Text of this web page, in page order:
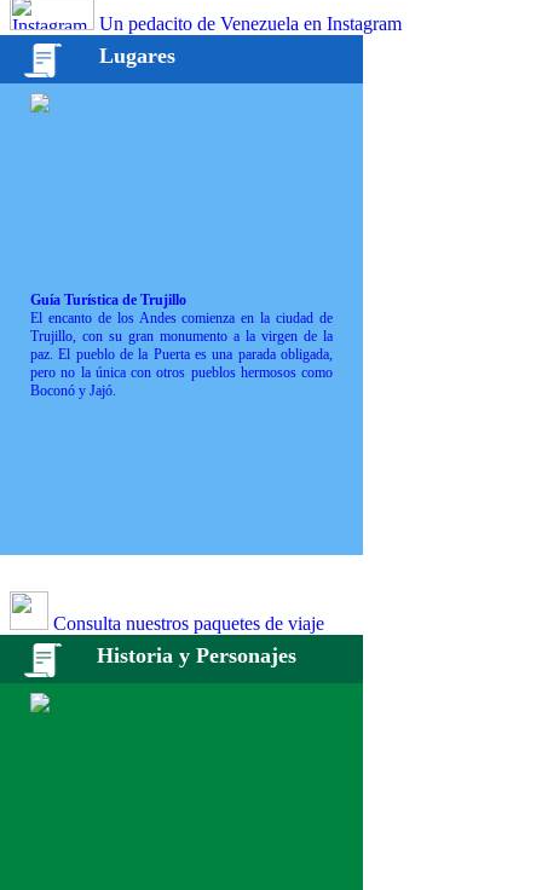
Un pedacito de Venezuela en Instagram
Lugares
Guía Turística de Trujillo
El encanto de los Andes comienza en la ciudad de
Trujillo, con su gran monumento a la virgen de la
paz. El pueblo de la Puerta es una parada obligada,
pero no la única con otros pueblos hermosos como
Boconó y Jajó.
Consulta nuestros paquetes de viaje
Historia y Personajes